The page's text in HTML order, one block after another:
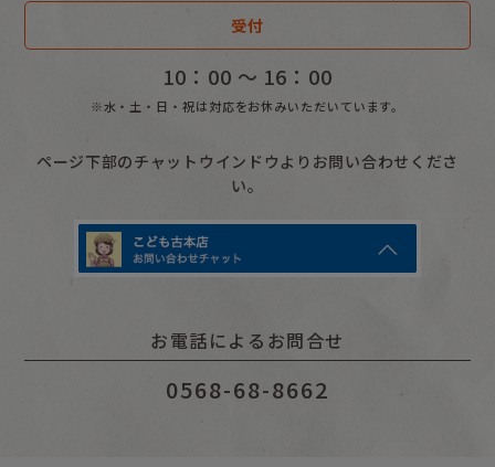
受付
10：00 〜 16：00
※水・土・日・祝は対応をお休みいただいています。
ページ下部のチャットウインドウよりお問い合わせくださ
い。
お電話によるお問合せ
0568-68-8662